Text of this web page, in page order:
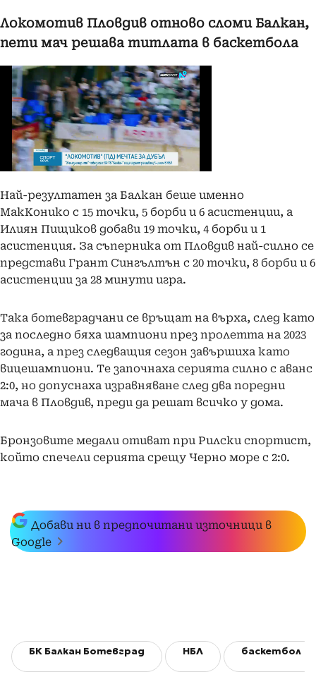
Локомотив Пловдив отново сломи Балкан,
пети мач решава титлата в баскетбола
Най-резултатен за Балкан беше именно
МакКонико с 15 точки, 5 борби и 6 асистенции, а
Илиян Пищиков добави 19 точки, 4 борби и 1
асистенция. За съперника от Пловдив най-силно се
представи Грант Сингълтън с 20 точки, 8 борби и 6
асистенции за 28 минути игра.
Така ботевградчани се връщат на върха, след като
за последно бяха шампиони през пролетта на 2023
година, а през следващия сезон завършиха като
вицешампиони. Те започнаха серията силно с аванс
2:0, но допуснаха изравняване след два поредни
мача в Пловдив, преди да решат всичко у дома.
Бронзовите медали отиват при Рилски спортист,
който спечели серията срещу Черно море с 2:0.
Добави ни в предпочитани източници в
Google
БК Балкан Ботевград НБЛ баскетбол